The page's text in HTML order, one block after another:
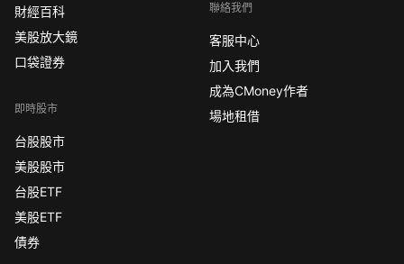
財經百科
美股放大鏡
口袋證券
即時股市
台股股市
美股股市
台股ETF
美股ETF
債券
聯絡我們
客服中心
加入我們
成為CMoney作者
場地租借